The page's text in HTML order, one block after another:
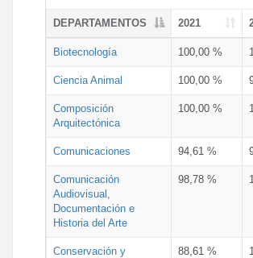
DEPARTAMENTOS 2021
Biotecnología 100,00 %
Ciencia Animal 100,00 %
Composición
Arquitectónica
100,00 %
Comunicaciones 94,61 %
Comunicación
Audiovisual,
Documentación e
Historia del Arte
98,78 %
Conservación y
88,61 %